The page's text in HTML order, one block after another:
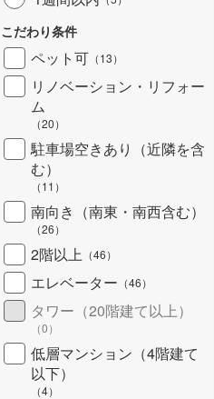
こだわり条件
ペット可 （13）
リノベーション・リフォー
ム
（20）
駐車場空きあり（近隣を含
む）
（11 ）
南向き（南東・南西含む）
（26）
2階以上 （46）
エレベーター （46）
タワー（20階建て以上）
（0）
低層マンション（4階建て
以下）
（4）